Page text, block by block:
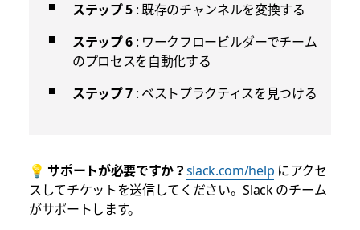
ステップ 5: 既存のチャンネルを変換する
ステップ 6: ワークフロービルダーでチーム
のプロセスを自動化する
ステップ 7: ベストプラクティスを見つける
💡 サポートが必要ですか？slack.com/help にアクセ
スしてチケットを送信してください。Slack のチーム
がサポートします。